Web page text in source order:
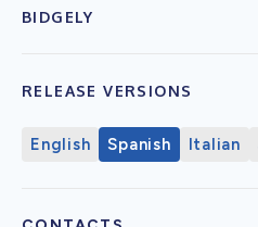
BIDGELY
RELEASE VERSIONS
English Spanish Italian